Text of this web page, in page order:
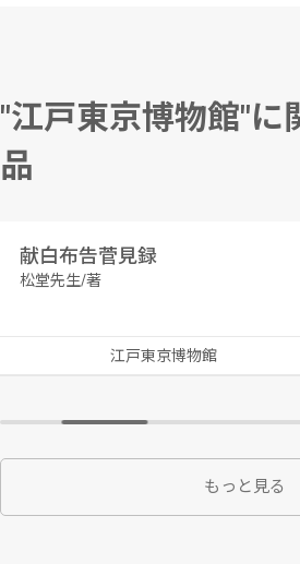
"江戸東京博物館"に
品
献白布告菅見録
松堂先生/著
江戸東京博物館
もっと見る